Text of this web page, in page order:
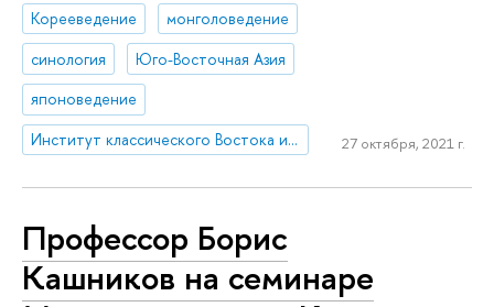
Корееведение
монголоведение
синология
Юго-Восточная Азия
японоведение
Институт классического Востока и античности
27 октября, 2021 г.
Профессор Борис
Кашников на семинаре